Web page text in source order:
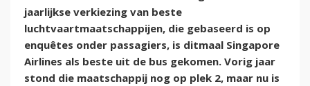
jaarlijkse verkiezing van beste
luchtvaartmaatschappijen, die gebaseerd is op
enquêtes onder passagiers, is ditmaal Singapore
Airlines als beste uit de bus gekomen. Vorig jaar
stond die maatschappij nog op plek 2, maar nu is